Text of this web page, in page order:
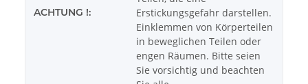
ACHTUNG !:
Erstickungsgefahr darstellen.
Einklemmen von Körperteilen
in beweglichen Teilen oder
engen Räumen. Bitte seien
Sie vorsichtig und beachten